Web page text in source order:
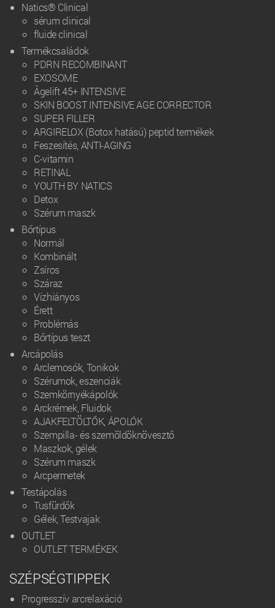
Natics® Clinical
sérum clinical
fluide clinical
Termékcsaládok
PDRN RECOMBINANT
EXOSOME
Âgelift 45+ INTENSIVE
SKIN BOOST INTENSIVE AGE CORRECTOR
SUPER FILLER
ARGIRELOX (Botox hatású) peptid termékek
Feszesítés, ANTI-AGING
C-vitamin
RETINAL
YOUTH BY NATICS
Detox
Szérum maszk
Bőrtípus
Normál
Kombinált
Zsíros
Száraz
Vízhiányos
Érett
Problémás
Bőrtípus teszt
Arcápolás
Arclemosók, Tonikok
Szérumok, eszenciák
Szemkörnyékápolók
Arckrémek, Fluidok
AJAKFELTÖLTŐK, ÁPOLÓK
Szempilla- és szemöldöknövesztő
Maszkok, gélek
Szérum maszk
Arcpermetek
Testápolás
Tusfürdők
Gélek, Testvajak
OUTLET
OUTLET TERMÉKEK
SZÉPSÉGTIPPEK
Progresszív arcrelaxáció